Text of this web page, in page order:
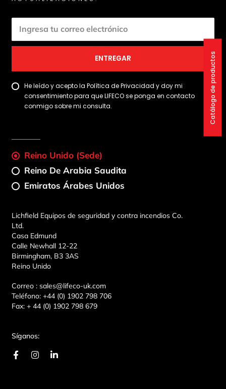
ENTREGAR
He leído y acepto la Política de Privacidad y doy mi
consentimiento para que LIFECO se ponga en contacto
conmigo sobre mi consulta.
Reino Unido (sede)
Reino De Arabia Saudita
Emiratos Árabes Unidos
Lichfield Equipos de seguridad y contra incendios Co.
Ltd.
Casa Edmund
Calle Newhall 12-22
Birmingham, B3 3AS
Reino Unido
Correo :sales@lifeco-uk.com
Teléfono: +44 (0) 1902 798 706
Fax:+ 44 (0) 1902 798 679
Síganos:
F
a
I
n
L
Catálogo de productos